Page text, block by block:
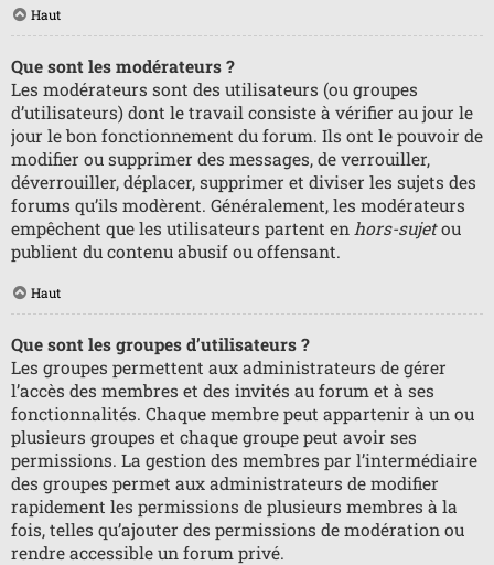
Haut
Que sont les modérateurs ?
Les modérateurs sont des utilisateurs (ou groupes
d’utilisateurs) dont le travail consiste à vérifier au jour le
jour le bon fonctionnement du forum. Ils ont le pouvoir de
modifier ou supprimer des messages, de verrouiller,
déverrouiller, déplacer, supprimer et diviser les sujets des
forums qu’ils modèrent. Généralement, les modérateurs
empêchent que les utilisateurs partent en hors-sujetou
publient du contenu abusif ou offensant.
Haut
Que sont les groupes d’utilisateurs ?
Les groupes permettent aux administrateurs de gérer
l’accès des membres et des invités au forum et à ses
fonctionnalités. Chaque membre peut appartenir à un ou
plusieurs groupes et chaque groupe peut avoir ses
permissions. La gestion des membres par l’intermédiaire
des groupes permet aux administrateurs de modifier
rapidement les permissions de plusieurs membres à la
fois, telles qu’ajouter des permissions de modération ou
rendre accessible un forum privé.